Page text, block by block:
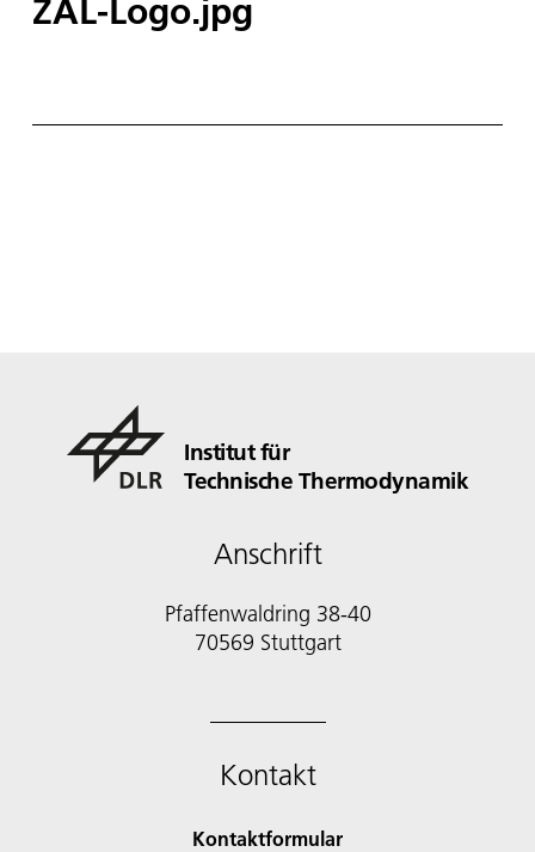
ZAL-Logo.jpg
Institut für
Technische Thermodynamik
Anschrift
Pfaffenwaldring 38-40
70569 Stuttgart
Kontakt
Kontaktformular